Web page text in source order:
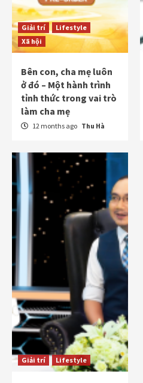
Giải trí
Lifestyle
Xã hội
Bên con, cha mẹ luôn
ở đó – Một hành trình
tỉnh thức trong vai trò
làm cha mẹ
12 months ago Thu Hà
Giải trí Lifestyle